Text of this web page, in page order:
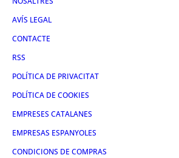
AVÍS LEGAL
CONTACTE
RSS
POLÍTICA DE PRIVACITAT
POLÍTICA DE COOKIES
EMPRESES CATALANES
EMPRESAS ESPANYOLES
CONDICIONS DE COMPRAS